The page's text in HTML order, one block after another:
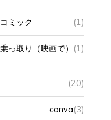
(1)
乗っ取り（映画で） (1)
(20)
(3)